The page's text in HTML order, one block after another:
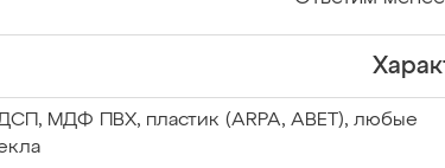
МДФ ПВХ, пластик (ARPA, ABET), любые